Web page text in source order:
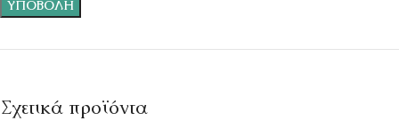
Σχετικά προϊόντα